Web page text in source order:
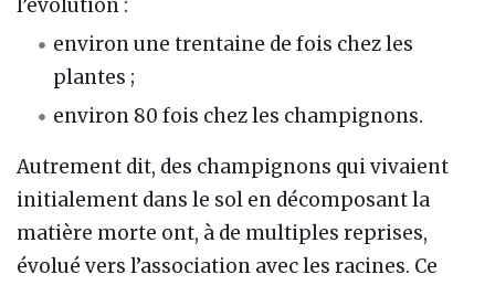
l’évolution :
environ une trentaine de fois chez les
plantes ;
environ 80 fois chez les champignons.
Autrement dit, des champignons qui vivaient
initialement dans le sol en décomposant la
matière morte ont, à de multiples reprises,
évolué vers l’association avec les racines. Ce